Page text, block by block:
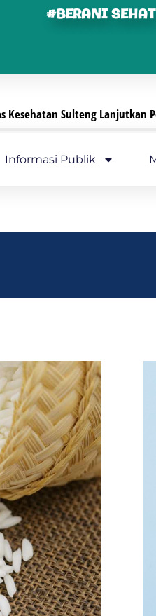
#BERANI SEHAT
Pembahasan Pergub,
Informasi Publik